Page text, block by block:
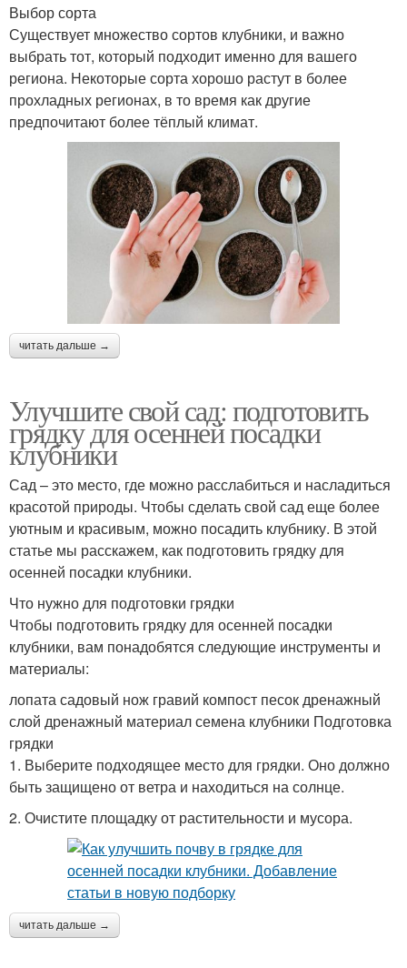
Выбор сорта
Существует множество сортов клубники, и важно
выбрать тот, который подходит именно для вашего
региона. Некоторые сорта хорошо растут в более
прохладных регионах, в то время как другие
предпочитают более тёплый климат.
читать дальше →
Улучшите свой сад: подготовить
грядку для осенней посадки
клубники
Сад – это место, где можно расслабиться и насладиться
красотой природы. Чтобы сделать свой сад еще более
уютным и красивым, можно посадить клубнику. В этой
статье мы расскажем, как подготовить грядку для
осенней посадки клубники.
Что нужно для подготовки грядки
Чтобы подготовить грядку для осенней посадки
клубники, вам понадобятся следующие инструменты и
материалы:
лопата садовый нож гравий компост песок дренажный
слой дренажный материал семена клубники Подготовка
грядки
1. Выберите подходящее место для грядки. Оно должно
быть защищено от ветра и находиться на солнце.
2. Очистите площадку от растительности и мусора.
читать дальше →